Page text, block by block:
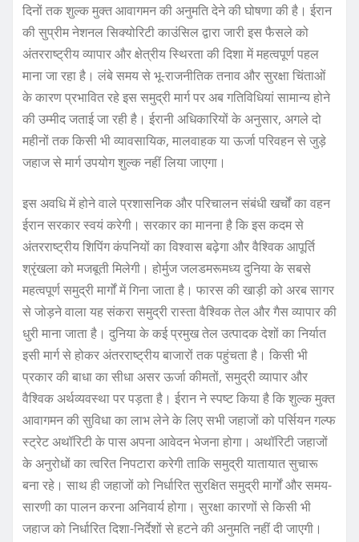
दिनों तक शुल्क मुक्त आवागमन की अनुमति देने की घोषणा की है। ईरान
की सुप्रीम नेशनल सिक्योरिटी काउंसिल द्वारा जारी इस फैसले को
अंतरराष्ट्रीय व्यापार और क्षेत्रीय स्थिरता की दिशा में महत्वपूर्ण पहल
माना जा रहा है। लंबे समय से भू-राजनीतिक तनाव और सुरक्षा चिंताओं
के कारण प्रभावित रहे इस समुद्री मार्ग पर अब गतिविधियां सामान्य होने
की उम्मीद जताई जा रही है। ईरानी अधिकारियों के अनुसार, अगले दो
महीनों तक किसी भी व्यावसायिक, मालवाहक या ऊर्जा परिवहन से जुड़े
जहाज से मार्ग उपयोग शुल्क नहीं लिया जाएगा।
इस अवधि में होने वाले प्रशासनिक और परिचालन संबंधी खर्चों का वहन
ईरान सरकार स्वयं करेगी। सरकार का मानना है कि इस कदम से
अंतरराष्ट्रीय शिपिंग कंपनियों का विश्वास बढ़ेगा और वैश्विक आपूर्ति
श्रृंखला को मजबूती मिलेगी। होर्मुज जलडमरूमध्य दुनिया के सबसे
महत्वपूर्ण समुद्री मार्गों में गिना जाता है। फारस की खाड़ी को अरब सागर
से जोड़ने वाला यह संकरा समुद्री रास्ता वैश्विक तेल और गैस व्यापार की
धुरी माना जाता है। दुनिया के कई प्रमुख तेल उत्पादक देशों का निर्यात
इसी मार्ग से होकर अंतरराष्ट्रीय बाजारों तक पहुंचता है। किसी भी
प्रकार की बाधा का सीधा असर ऊर्जा कीमतों, समुद्री व्यापार और
वैश्विक अर्थव्यवस्था पर पड़ता है। ईरान ने स्पष्ट किया है कि शुल्क मुक्त
आवागमन की सुविधा का लाभ लेने के लिए सभी जहाजों को पर्सियन गल्फ
स्ट्रेट अथॉरिटी के पास अपना आवेदन भेजना होगा। अथॉरिटी जहाजों
के अनुरोधों का त्वरित निपटारा करेगी ताकि समुद्री यातायात सुचारू
बना रहे। साथ ही जहाजों को निर्धारित सुरक्षित समुद्री मार्गों और समय-
सारणी का पालन करना अनिवार्य होगा। सुरक्षा कारणों से किसी भी
जहाज को निर्धारित दिशा-निर्देशों से हटने की अनुमति नहीं दी जाएगी।